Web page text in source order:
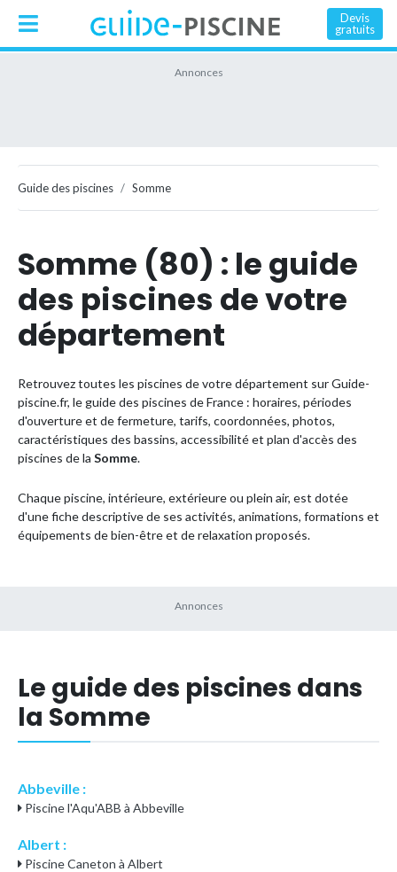
Devis
gratuits
Guide des piscines Somme
Somme (80) : le guide
des piscines de votre
département
Retrouvez toutes les piscines de votre département sur Guide-
piscine.fr, le guide des piscines de France : horaires, périodes
d'ouverture et de fermeture, tarifs, coordonnées, photos,
caractéristiques des bassins, accessibilité et plan d'accès des
piscines de la Somme.
Chaque piscine, intérieure, extérieure ou plein air, est dotée
d'une fiche descriptive de ses activités, animations, formations et
équipements de bien-être et de relaxation proposés.
Le guide des piscines dans
la Somme
Abbeville :
Piscine l'Aqu'ABB à Abbeville
Albert :
Piscine Caneton à Albert